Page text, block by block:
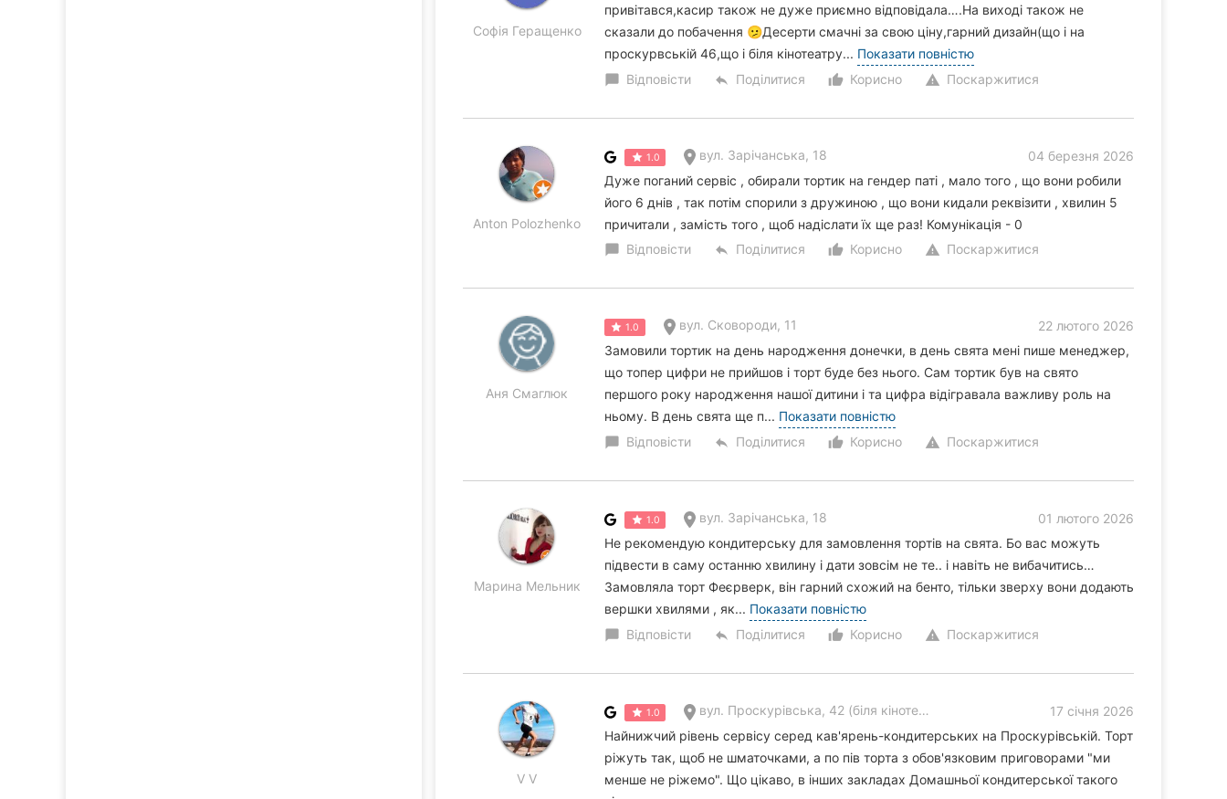
Софія Геращенко
привітався,касир також не дуже приємно відповідала….На виході також не
сказали до побачення 🫤Десерти смачні за свою ціну,гарний дизайн(що і на
проскурвській 46,що і біля кінотеатру... Показати повністю
chat_bubble Відповісти reply Поділитися thumb_up_alt
Корисно warning Поскаржитися
Anton Polozhenko
1.0 вул. Зарічанська, 18
04 березня 2026
Дуже поганий сервіс , обирали тортик на гендер паті , мало того , що вони робили
його 6 днів , так потім спорили з дружиною , що вони кидали реквізити , хвилин 5
причитали , замість того , щоб надіслати їх ще раз! Комунікація - 0
chat_bubble Відповісти reply Поділитися thumb_up_alt
Корисно warning Поскаржитися
Аня Смаглюк
1.0 вул. Сковороди, 11
22 лютого 2026
Замовили тортик на день народження донечки, в день свята мені пише менеджер,
що топер цифри не прийшов і торт буде без нього. Сам тортик був на свято
першого року народження нашої дитини і та цифра відігравала важливу роль на
ньому. В день свята ще п... Показати повністю
chat_bubble Відповісти reply Поділитися thumb_up_alt
Корисно warning Поскаржитися
Марина Мельник
1.0 вул. Зарічанська, 18
01 лютого 2026
Не рекомендую кондитерську для замовлення тортів на свята. Бо вас можуть
підвести в саму останню хвилину і дати зовсім не те.. і навіть не вибачитись…
Замовляла торт Феєрверк, він гарний схожий на бенто, тільки зверху вони додають
вершки хвилями , як... Показати повністю
chat_bubble Відповісти reply Поділитися thumb_up_alt
Корисно warning Поскаржитися
V V
1.0 вул. Проскурівська, 42 (біля кінотеатру Шевченка)
17 січня 2026
Найнижчий рівень сервісу серед кав'ярень-кондитерських на Проскурівській. Торт
ріжуть так, щоб не шматочками, а по пів торта з обов'язковим приговорами "ми
менше не ріжемо". Що цікаво, в інших закладах Домашньої кондитерської такого